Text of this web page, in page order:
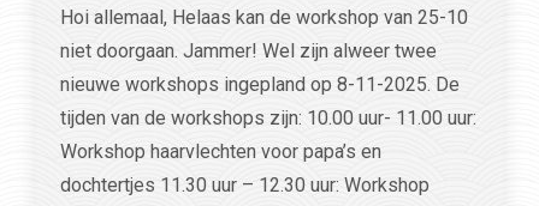
Hoi allemaal, Helaas kan de workshop van 25-10
niet doorgaan. Jammer! Wel zijn alweer twee
nieuwe workshops ingepland op 8-11-2025. De
tijden van de workshops zijn: 10.00 uur- 11.00 uur:
Workshop haarvlechten voor papa’s en
dochtertjes 11.30 uur – 12.30 uur: Workshop